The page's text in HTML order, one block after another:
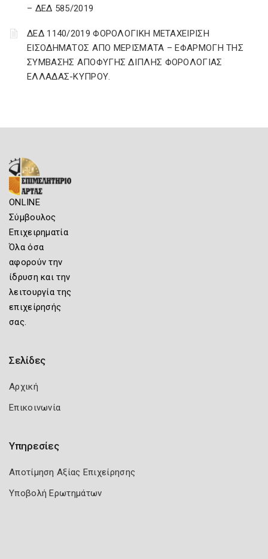
– ΔΕΔ 585/2019
ΔΕΔ 1140/2019 ΦΟΡΟΛΟΓΙΚΗ ΜΕΤΑΧΕΙΡΙΣΗ
ΕΙΣΟΔΗΜΑΤΟΣ ΑΠΟ ΜΕΡΙΣΜΑΤΑ – ΕΦΑΡΜΟΓΗ ΤΗΣ
ΣΥΜΒΑΣΗΣ ΑΠΟΦΥΓΗΣ ΔΙΠΛΗΣ ΦΟΡΟΛΟΓΙΑΣ
ΕΛΛΑΔΑΣ-ΚΥΠΡΟΥ.
ONLINE
Σύμβουλος
Επιχειρηματία
Όλα όσα
αφορούν την
ίδρυση και την
λειτουργία της
επιχείρησής
σας.
Σελίδες
Αρχική
Επικοινωνία
Υπηρεσίες
Αποτίμηση Αξίας Επιχείρησης
Υποβολή Ερωτημάτων